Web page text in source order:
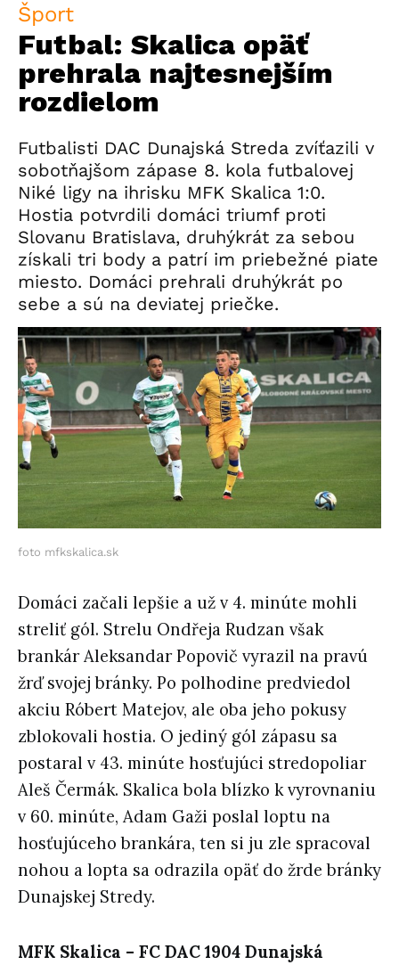
Šport
Futbal: Skalica opäť
prehrala najtesnejším
rozdielom
Futbalisti DAC Dunajská Streda zvíťazili v
sobotňajšom zápase 8. kola futbalovej
Niké ligy na ihrisku MFK Skalica 1:0.
Hostia potvrdili domáci triumf proti
Slovanu Bratislava, druhýkrát za sebou
získali tri body a patrí im priebežné piate
miesto. Domáci prehrali druhýkrát po
sebe a sú na deviatej priečke.
foto mfkskalica.sk
Domáci začali lepšie a už v 4. minúte mohli
streliť gól. Strelu Ondřeja Rudzan však
brankár Aleksandar Popovič vyrazil na pravú
žrď svojej bránky. Po polhodine predviedol
akciu Róbert Matejov, ale oba jeho pokusy
zblokovali hostia. O jediný gól zápasu sa
postaral v 43. minúte hosťujúci stredopoliar
Aleš Čermák. Skalicabola blízko k vyrovnaniu
v 60. minúte, Adam Gaži poslal loptu na
hosťujúceho brankára, ten si ju zle spracoval
nohou a lopta sa odrazila opäť do žrde bránky
Dunajskej Stredy.
MFK Skalica – FC DAC 1904 Dunajská